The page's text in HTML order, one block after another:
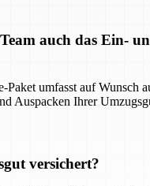
auch das Ein-
Paket umfasst auf Wunsch
Auspacken Ihrer
versichert?